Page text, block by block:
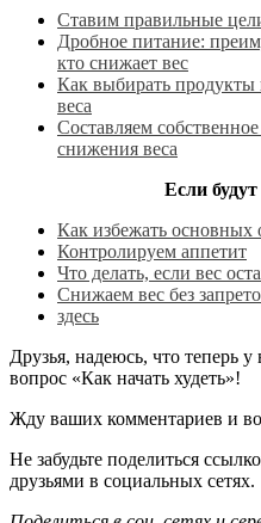
Ставим правильные
Дробное питание:
кто снижает вес
Как выбирать
веса
Составляем
снижения веса
Если
Как избежать
Контролируем аппетит
Что делать, если вес
Снижаем вес без
здесь
Друзья, надеюсь, что теперь у
вопрос «Как начать худеть»!
Жду ваших комментариев и
Не забудьте поделиться
друзьями в социальных сетях.